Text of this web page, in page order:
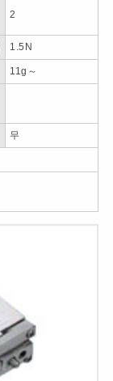
2
1.5N
11g～
무